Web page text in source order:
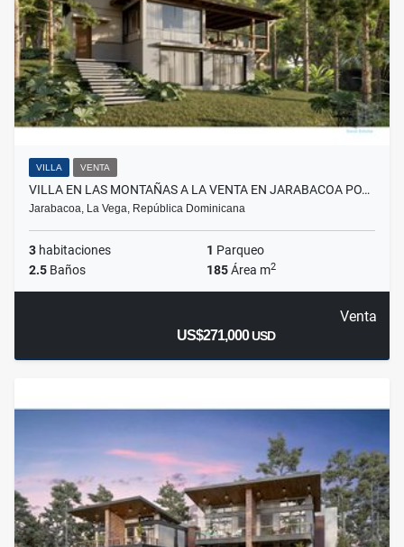
VILLA VENTA
VILLA EN LAS MONTAÑAS A LA VENTA EN JARABACOA PO…
Jarabacoa, La Vega, República Dominicana
3 habitaciones 1 Parqueo
2.5 Baños 185Área m2
Venta
US$271,000USD